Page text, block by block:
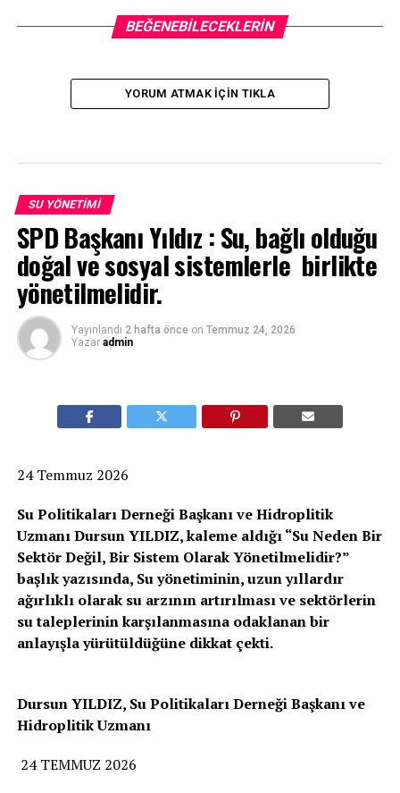
BEĞENEBILECEKLERIN
YORUM ATMAK IÇIN TIKLA
SU YÖNETIMI
SPD Başkanı Yıldız : Su, bağlı olduğu
doğal ve sosyal sistemlerle birlikte
yönetilmelidir.
Yayınlandı 2 hafta önce on Temmuz 24, 2026
Yazar admin
24 Temmuz 2026
Su Politikaları Derneği Başkanı ve Hidroplitik
Uzmanı Dursun YILDIZ, kaleme aldığı “Su Neden Bir
Sektör Değil, Bir Sistem Olarak Yönetilmelidir?”
başlık yazısında, Su yönetiminin, uzun yıllardır
ağırlıklı olarak su arzının artırılması ve sektörlerin
su taleplerinin karşılanmasına odaklanan bir
anlayışla yürütüldüğüne dikkat çekti.
Dursun YILDIZ, Su Politikaları Derneği Başkanı ve
Hidroplitik Uzmanı
24 TEMMUZ 2026